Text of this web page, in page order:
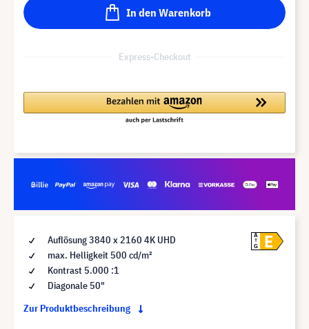
In den Warenkorb
Express-Checkout
Auflösung 3840 x 2160 4K UHD
max. Helligkeit 500 cd/m²
Kontrast 5.000 :1
Diagonale 50"
Zur Produktbeschreibung
A
G
E